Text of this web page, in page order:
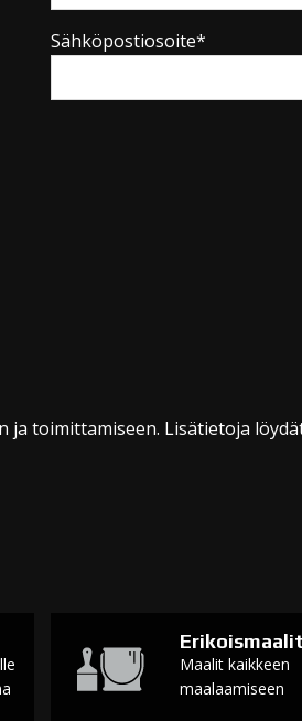
Sähköpostiosoite*
toimittamiseen. Lisätietoja
Erikoismaalit
Maalit kaikkeen
maalaamiseen